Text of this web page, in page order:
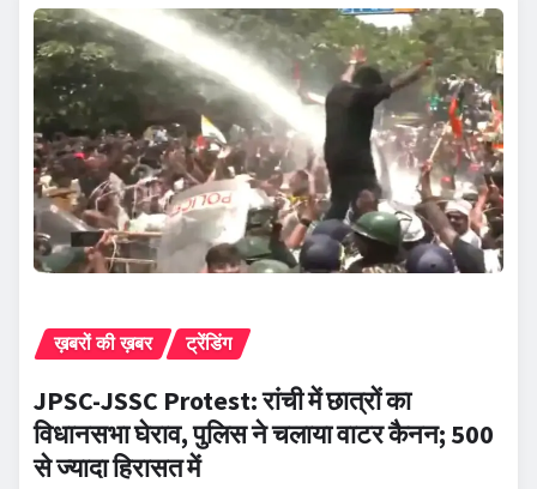
ख़बरों की ख़बर ट्रेंडिंग
JPSC-JSSC Protest: रांची में छात्रों का
विधानसभा घेराव, पुलिस ने चलाया वाटर कैनन; 500
से ज्यादा हिरासत में